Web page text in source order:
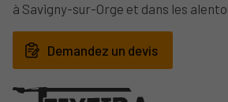
à Savigny-sur-Orge et dans les
Demandez un devis